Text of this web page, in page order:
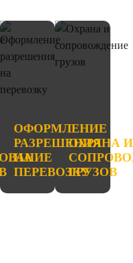
ОФОРМЛЕНИЕ
РАЗРЕШЕНИЯ
НА
ПЕРЕВОЗКУ
ОХРАНА И
ГРУЗОВ